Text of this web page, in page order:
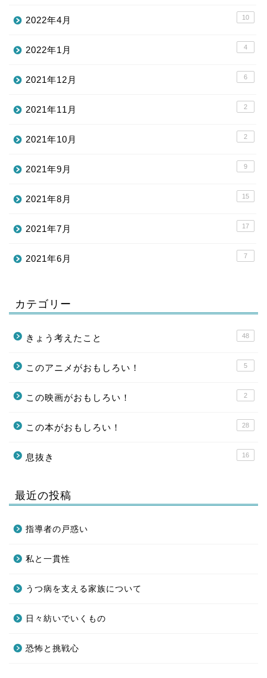
2022年4月 10
2022年1月 4
2021年12月 6
2021年11月 2
2021年10月 2
2021年9月 9
2021年8月 15
2021年7月 17
2021年6月 7
カテゴリー
きょう考えたこと 48
このアニメがおもしろい！ 5
この映画がおもしろい！ 2
この本がおもしろい！ 28
息抜き 16
最近の投稿
指導者の戸惑い
私と一貫性
うつ病を支える家族について
日々紡いでいくもの
恐怖と挑戦心